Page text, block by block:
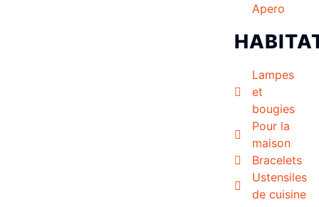
Apero
Lampes
et
bougies
Pour la
maison
Bracelets
Ustensiles
de cuisine